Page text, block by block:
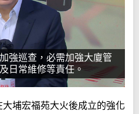
強巡查，必需加強大廈管
日常維修等責任。
埔宏福苑大火後成立的強化